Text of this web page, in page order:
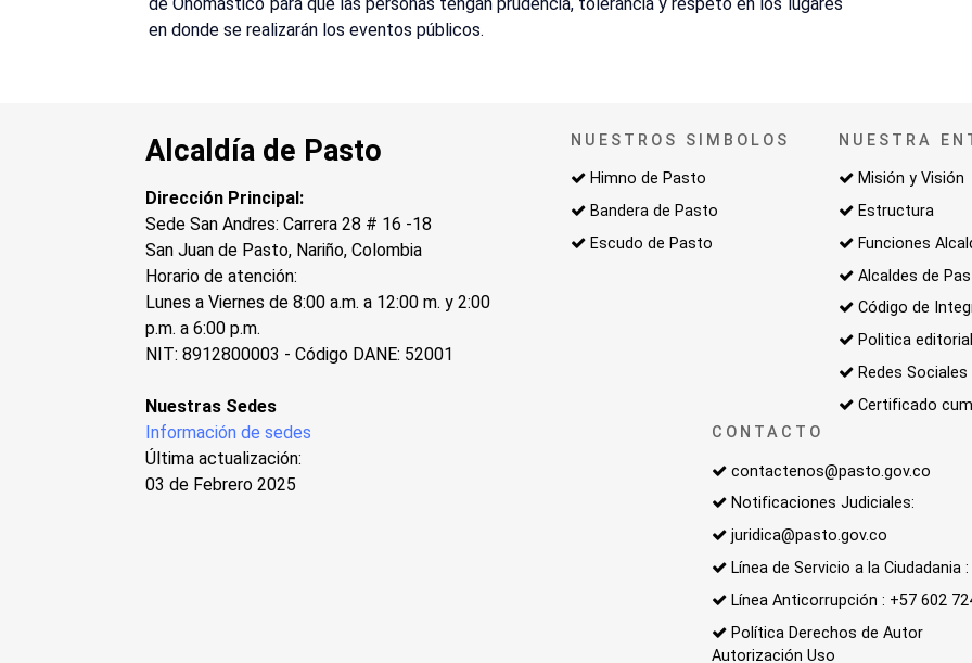
en donde se realizarán los eventos públicos.
Alcaldía de Pasto
Dirección Principal:
Sede San Andres: Carrera 28 # 16 -18
San Juan de Pasto, Nariño, Colombia
Horario de atención:
Lunes a Viernes de 8:00 a.m. a 12:00 m. y 2:00
p.m. a 6:00 p.m.
NIT: 8912800003 - Código DANE: 52001
Nuestras Sedes
Información de sedes
Última actualización:
03 de Febrero 2025
NUESTROS SIMBOLOS
Himno de Pasto
Bandera de Pasto
Escudo de Pasto
NUESTRA
Misión y Visión
Estructura
Funciones
Alcaldes de
Código de
Politica editorial
Redes Sociales
Certificado
CONTACTO
contactenos@pasto.gov.co
Notificaciones Judiciales:
juridica@pasto.gov.co
Línea de Servicio a la Ciudadania
Línea Anticorrupción : +57 602
Política Derechos de Autor
Autorización Uso